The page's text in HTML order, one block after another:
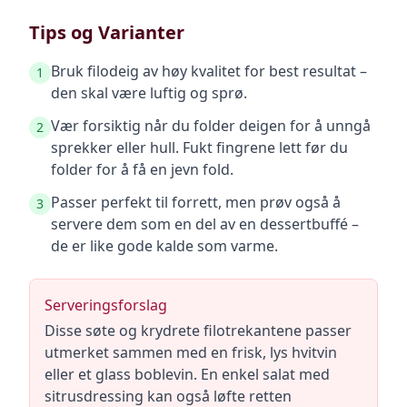
Tips og Varianter
1
Bruk filodeig av høy kvalitet for best resultat –
den skal være luftig og sprø.
2 Vær forsiktig når du folder deigen for å unngå
sprekker eller hull. Fukt fingrene lett før du
folder for å få en jevn fold.
3 Passer perfekt til forrett, men prøv også å
servere dem som en del av en dessertbuffé –
de er like gode kalde som varme.
Serveringsforslag
Disse søte og krydrete filotrekantene passer
utmerket sammen med en frisk, lys hvitvin
eller et glass boblevin. En enkel salat med
sitrusdressing kan også løfte retten